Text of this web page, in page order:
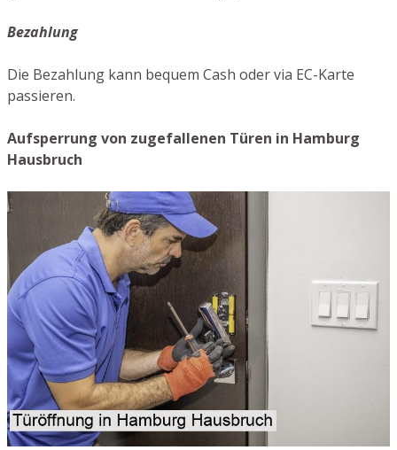
Bezahlung
Die Bezahlung kann bequem Cash oder via EC-Karte
passieren.
Aufsperrung von zugefallenen Türen in Hamburg
Hausbruch